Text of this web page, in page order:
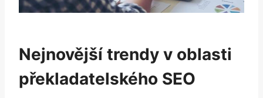
Nejnovější trendy v oblasti
překladatelského ⁤SEO